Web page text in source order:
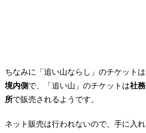
ちなみに「追い山ならし」のチケットは
境内側 で、「追い山」のチケットは社務
所で販売されるようです。
ネット販売は行われないので、手に入れ